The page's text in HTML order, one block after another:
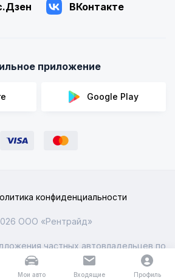
ВКонтакте
приложение
Google Play
конфиденциальности
ООО «Рентрайд»
частных автовладельцев по
всей России
Мои авто Входящие Профиль